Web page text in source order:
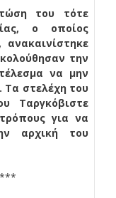
του τότε
ο οποίος
την
να μην
Τα στελέχη του
Ταργκόβιστε
για να
αρχική του